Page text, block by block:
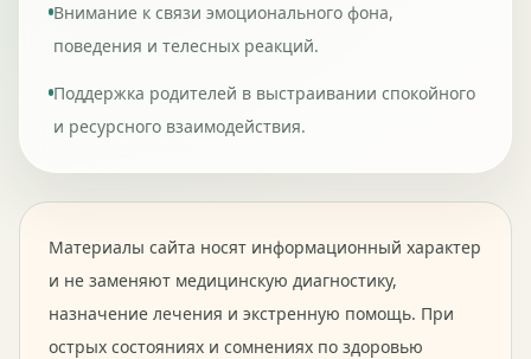
Внимание к связи эмоционального фона,
поведения и телесных реакций.
Поддержка родителей в выстраивании спокойного
и ресурсного взаимодействия.
Материалы сайта носят информационный характер
и не заменяют медицинскую диагностику,
назначение лечения и экстренную помощь. При
острых состояниях и сомнениях по здоровью